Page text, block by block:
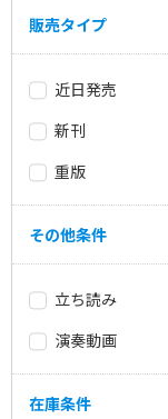
販売タイプ
近日発売
新刊
重版
その他条件
立ち読み
演奏動画
在庫条件